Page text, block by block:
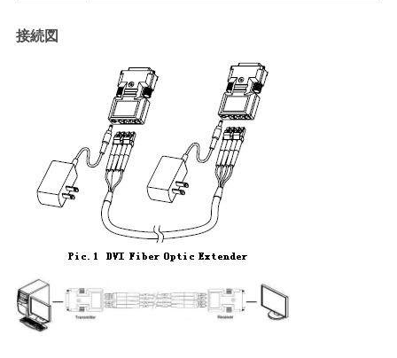
接続図